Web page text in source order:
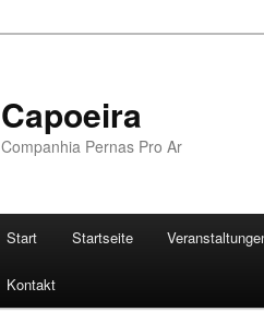
Capoeira
Companhia Pernas Pro Ar
Start Startseite
Kontakt